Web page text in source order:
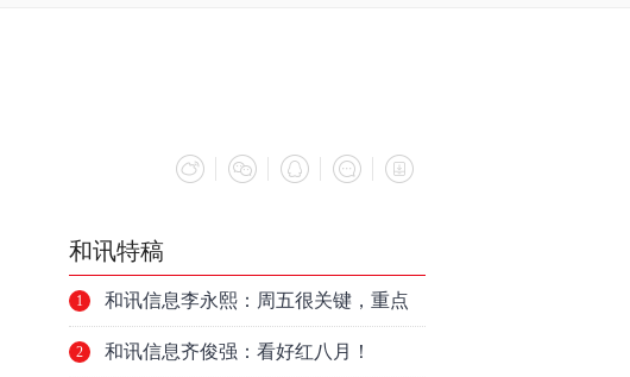
和讯特稿
1 和讯信息李永熙：周五很关键，重点
看科技
2 和讯信息齐俊强：看好红八月！